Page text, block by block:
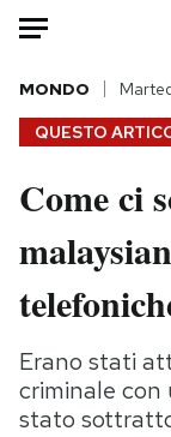
HOME
Italia
Politica
Tecnologia
Scienza
Cultura
QUESTO
MONDO
Come ci
Erano stati
criminale con
stato